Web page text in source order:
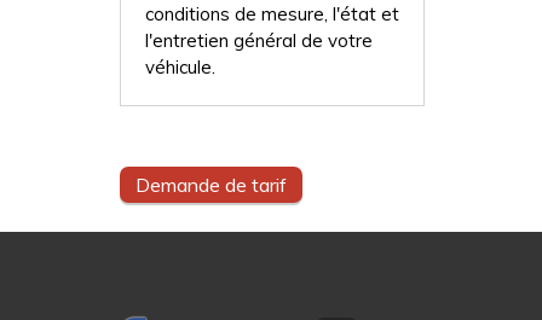
conditions de mesure, l'état et
l'entretien général de votre
véhicule.
Demande de tarif